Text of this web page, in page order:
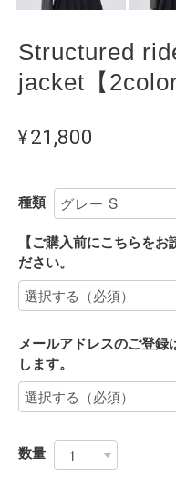
Structured
jacket【
¥21,800
種類
【ご購入前にこちらを
ださい。
メールアドレスのご登
します。
数量